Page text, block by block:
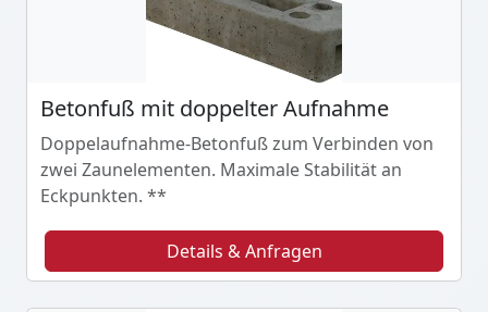
Betonfuß mit doppelter Aufnahme
Doppelaufnahme-Betonfuß zum Verbinden von
zwei Zaunelementen. Maximale Stabilität an
Eckpunkten. **
Details & Anfragen